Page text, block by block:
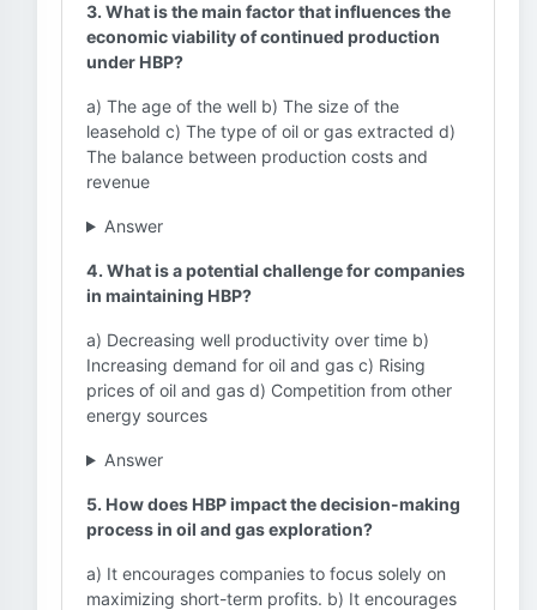
3. What is the main factor that influences the
economic viability of continued production
under HBP?
a) The age of the well b) The size of the
leasehold c) The type of oil or gas extracted d)
The balance between production costs and
revenue
Answer
4. What is a potential challenge for companies
in maintaining HBP?
a) Decreasing well productivity over time b)
Increasing demand for oil and gas c) Rising
prices of oil and gas d) Competition from other
energy sources
Answer
5. How does HBP impact the decision-making
process in oil and gas exploration?
a) It encourages companies to focus solely on
maximizing short-term profits. b) It encourages